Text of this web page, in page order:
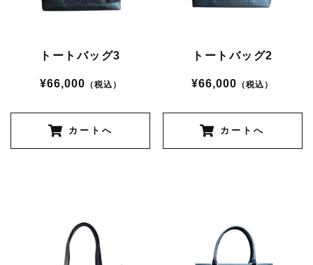
トートバッグ3
¥66,000 （税込）
カートへ
トートバッグ2
¥66,000 （税込）
カートへ